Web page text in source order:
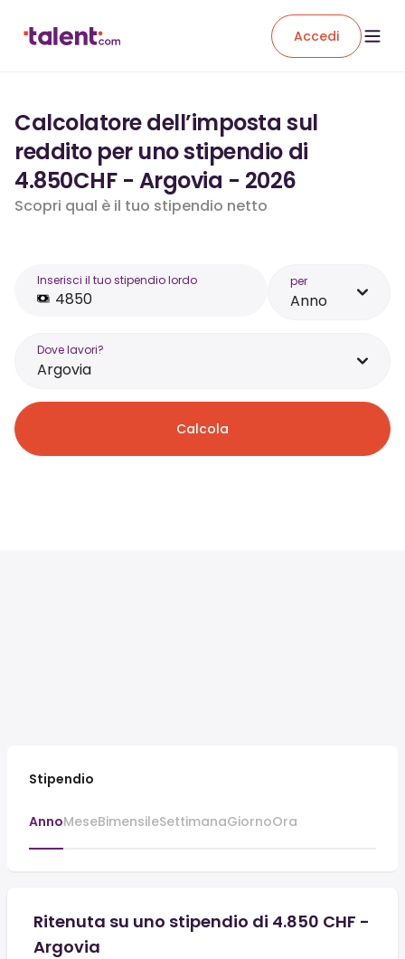
Accedi
Calcolatore dell’imposta sul
reddito per uno stipendio di
4.850CHF - Argovia - 2026
Scopri qual è il tuo stipendio netto
Inserisci il tuo stipendio lordo per
Anno
Dove lavori?
Argovia
Calcola
Stipendio
AnnoMeseBimensileSettimanaGiornoOra
Ritenuta su uno stipendio di 4.850 CHF -
Argovia